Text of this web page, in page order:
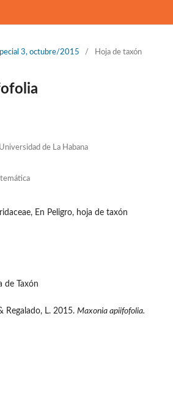
3, octubre/2015
/ Hoja de taxón
de La Habana
En Peligro, hoja de taxón
de Taxón
Regalado, L. 2015. Maxonia apiifofolia.